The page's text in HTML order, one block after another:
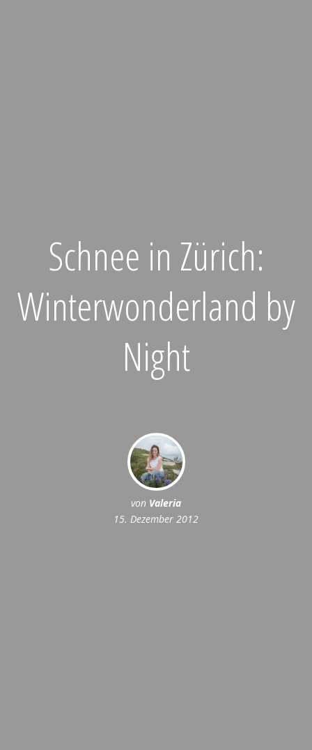
Schnee in Zürich:
Winterwonderland by
Night
von Valeria
15. Dezember 2012